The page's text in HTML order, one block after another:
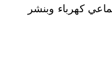
كهرباء وبنشر